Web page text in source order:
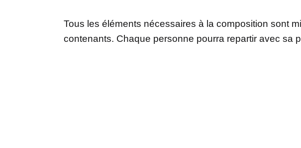
Tous les éléments nécessaires à la composition sont
contenants. Chaque personne pourra repartir avec sa